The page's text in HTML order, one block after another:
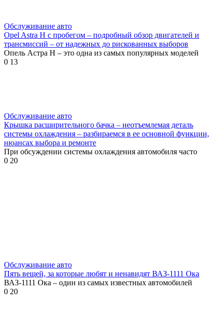
Обслуживание авто
Opel Astra H с пробегом – подробный обзор двигателей и
трансмиссий – от надежных до рискованных выборов
Опель Астра H – это одна из самых популярных моделей
0 13
Обслуживание авто
Крышка расширительного бачка – неотъемлемая деталь
системы охлаждения – разбираемся в ее основной функции,
нюансах выбора и ремонте
При обсуждении системы охлаждения автомобиля часто
0 20
Обслуживание авто
Пять вещей, за которые любят и ненавидят ВАЗ-1111 Ока
ВАЗ-1111 Ока – один из самых известных автомобилей
0 20